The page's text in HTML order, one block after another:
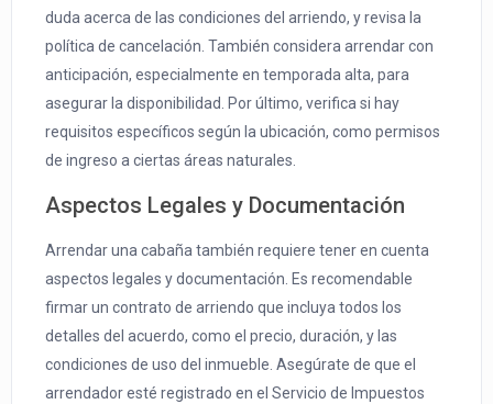
duda acerca de las condiciones del arriendo, y revisa la
política de cancelación. También considera arrendar con
anticipación, especialmente en temporada alta, para
asegurar la disponibilidad. Por último, verifica si hay
requisitos específicos según la ubicación, como permisos
de ingreso a ciertas áreas naturales.
Aspectos Legales y Documentación
Arrendar una cabaña también requiere tener en cuenta
aspectos legales y documentación. Es recomendable
firmar un contrato de arriendo que incluya todos los
detalles del acuerdo, como el precio, duración, y las
condiciones de uso del inmueble. Asegúrate de que el
arrendador esté registrado en el Servicio de Impuestos